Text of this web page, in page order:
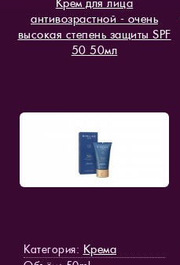
антивозрастной - очень
высокая степень защиты SPF
50 50мл
Категория: Крема